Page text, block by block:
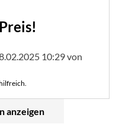
10:29 von
anzeigen